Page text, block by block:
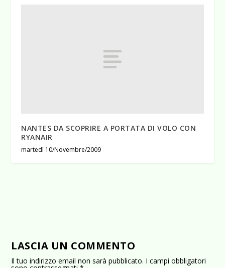
NANTES DA SCOPRIRE A PORTATA DI VOLO CON
RYANAIR
martedì 10/Novembre/2009
LASCIA UN COMMENTO
Il tuo indirizzo email non sarà pubblicato. I campi obbligatori